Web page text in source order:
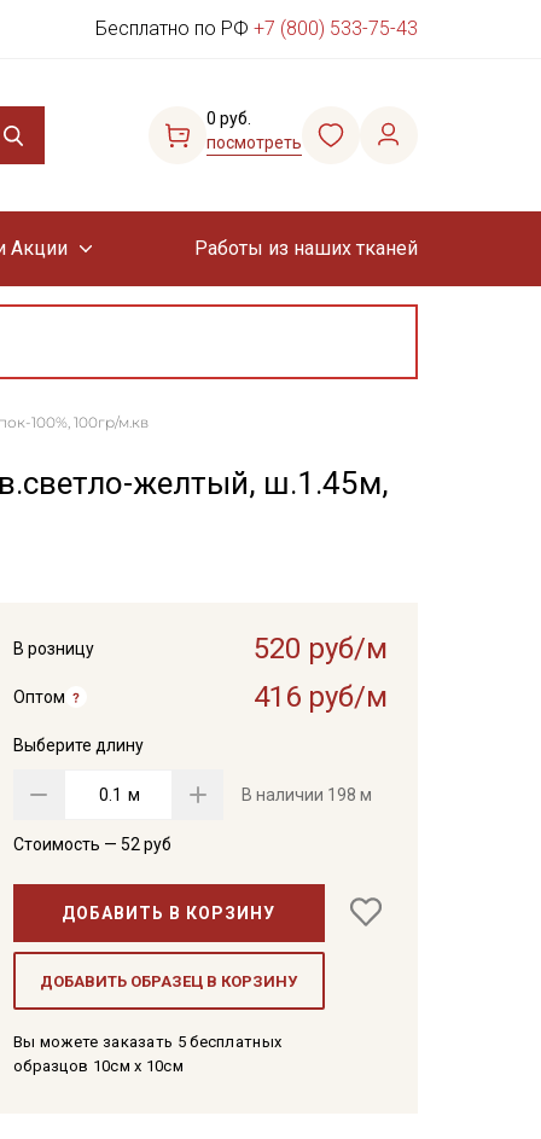
Бесплатно по РФ +7 (800) 533-75-43
0 руб.
посмотреть
Акции Работы из наших тканей
100%, 100гр/м.кв
желтый, ш.1.45м,
В розницу 520 руб/м
Оптом 416 руб/м
Выберите длину
м В наличии 198 м
Стоимость — 52 руб
ДОБАВИТЬ В КОРЗИНУ
ДОБАВИТЬ ОБРАЗЕЦ В КОРЗИНУ
Вы можете заказать 5 бесплатных
образцов 10см x 10см